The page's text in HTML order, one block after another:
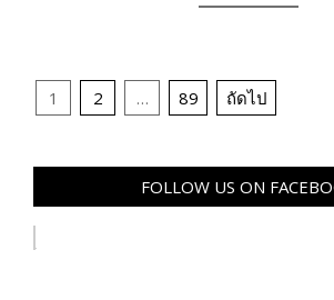
Posts
1 2 … 89 ถัดไป
FOLLOW US ON